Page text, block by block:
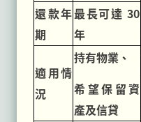
還款年
期
最長可達 30
年
適用情
況
持有物業、
希望保留資
產及信貸